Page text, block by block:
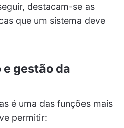
destacam-se as
que um sistema deve
e gestão da
é uma das funções mais
permitir: